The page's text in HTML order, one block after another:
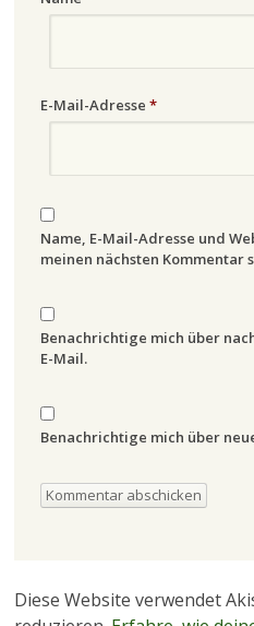
E-Mail-Adresse *
Name, E-Mail-Adresse und
meinen nächsten Kommentar
Benachrichtige mich über
E-Mail.
Benachrichtige mich über
Diese Website verwendet